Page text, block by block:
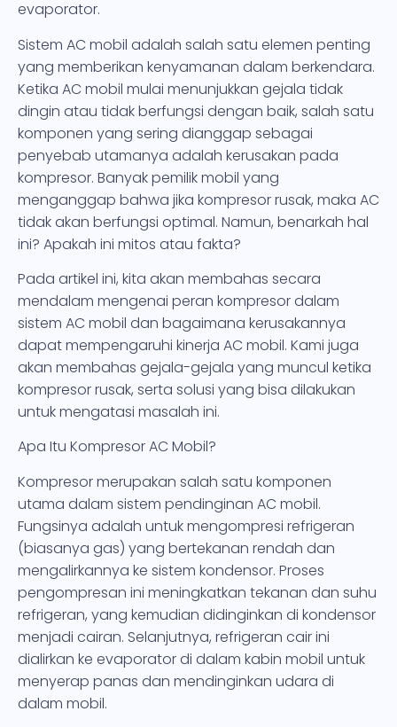
evaporator.
Sistem AC mobil adalah salah satu elemen penting
yang memberikan kenyamanan dalam berkendara.
Ketika AC mobil mulai menunjukkan gejala tidak
dingin atau tidak berfungsi dengan baik, salah satu
komponen yang sering dianggap sebagai
penyebab utamanya adalah kerusakan pada
kompresor. Banyak pemilik mobil yang
menganggap bahwa jika kompresor rusak, maka AC
tidak akan berfungsi optimal. Namun, benarkah hal
ini? Apakah ini mitos atau fakta?
Pada artikel ini, kita akan membahas secara
mendalam mengenai peran kompresor dalam
sistem AC mobil dan bagaimana kerusakannya
dapat mempengaruhi kinerja AC mobil. Kami juga
akan membahas gejala-gejala yang muncul ketika
kompresor rusak, serta solusi yang bisa dilakukan
untuk mengatasi masalah ini.
Apa Itu Kompresor AC Mobil?
Kompresor merupakan salah satu komponen
utama dalam sistem pendinginan AC mobil.
Fungsinya adalah untuk mengompresi refrigeran
(biasanya gas) yang bertekanan rendah dan
mengalirkannya ke sistem kondensor. Proses
pengompresan ini meningkatkan tekanan dan suhu
refrigeran, yang kemudian didinginkan di kondensor
menjadi cairan. Selanjutnya, refrigeran cair ini
dialirkan ke evaporator di dalam kabin mobil untuk
menyerap panas dan mendinginkan udara di
dalam mobil.